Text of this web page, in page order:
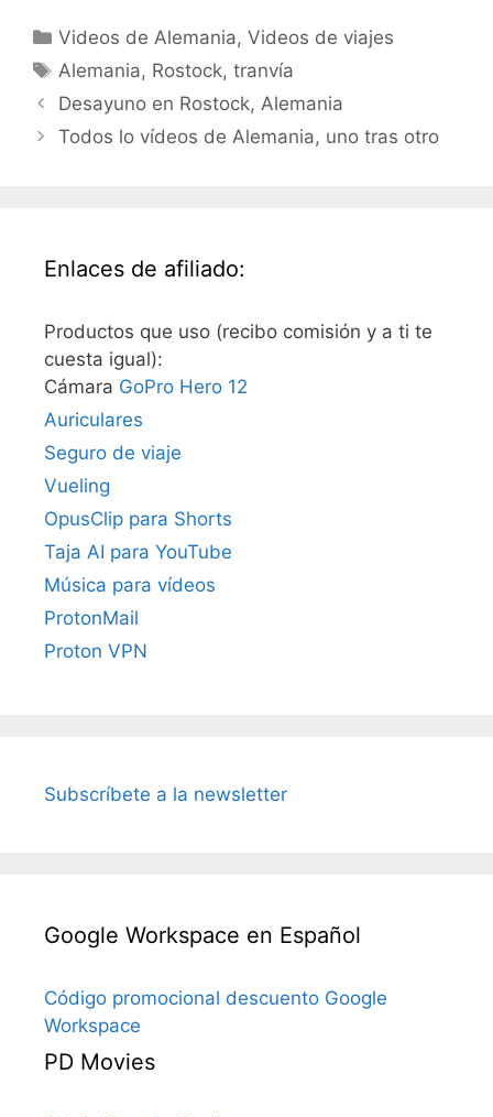
Categorías
Videos de Alemania,Videos de viajes
Etiquetas
Alemania, Rostock,tranvía
Desayuno en Rostock, Alemania
Todos lo vídeos de Alemania, uno tras otro
Enlaces de afiliado:
Productos que uso (recibo comisión y a ti te
cuesta igual):
Cámara GoPro Hero 12
Auriculares
Seguro de viaje
Vueling
OpusClip para Shorts
Taja AI para YouTube
Música para vídeos
ProtonMail
Proton VPN
Subscríbete a la newsletter
Google Workspace en Español
Código promocional descuento Google
Workspace
PD Movies